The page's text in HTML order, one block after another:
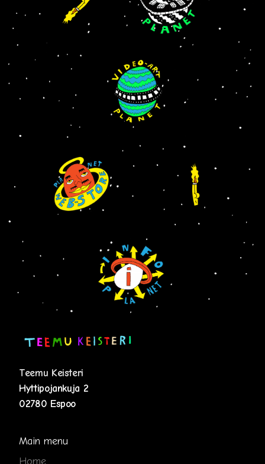
Teemu Keisteri
Hyttipojankuja 2
02780 Espoo
Main menu
Home